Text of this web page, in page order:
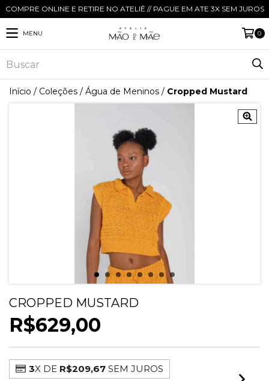
COMPRE ONLINE E RETIRE NO ATELIÊ // PAGUE EM ATE 3X SEM JUROS
MENU 0
Início / Coleções / Água de Meninos / Cropped Mustard
CROPPED MUSTARD
R$629,00
3X DE R$209,67SEM JUROS